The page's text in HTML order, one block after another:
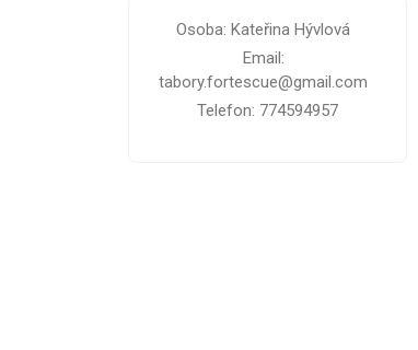
Osoba: Kateřina Hývlová
Email:
tabory.fortescue@gmail.com
Telefon: 774594957